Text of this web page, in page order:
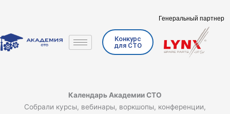
Конкурс
для СТО
Генеральный партнер
Календарь Академии СТО
Собрали курсы, вебинары, воркшопы, конференции,